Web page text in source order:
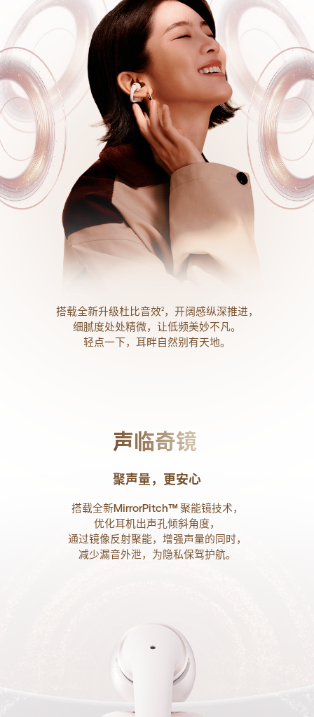
搭载全新升级杜比音效2，开阔感纵深推进，
细腻度处处精微，让低频美妙不凡。
轻点一下，耳畔自然别有天地。
声临奇镜
聚声量，更安心
搭载全新MirrorPitch™ 聚能镜技术，
优化耳机出声孔倾斜角度，
通过镜像反射聚能，增强声量的同时，
减少漏音外泄，为隐私保驾护航。